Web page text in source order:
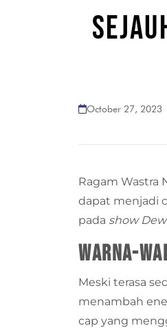
October 27, 2023
Ragam Wastra
dapat menjadi
pada show
Warna-
Meski terasa
menambah
cap yang